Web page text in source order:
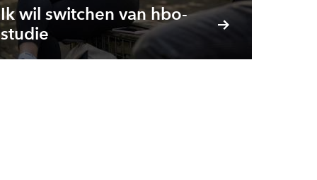
Ik wil switchen van hbo-
studie